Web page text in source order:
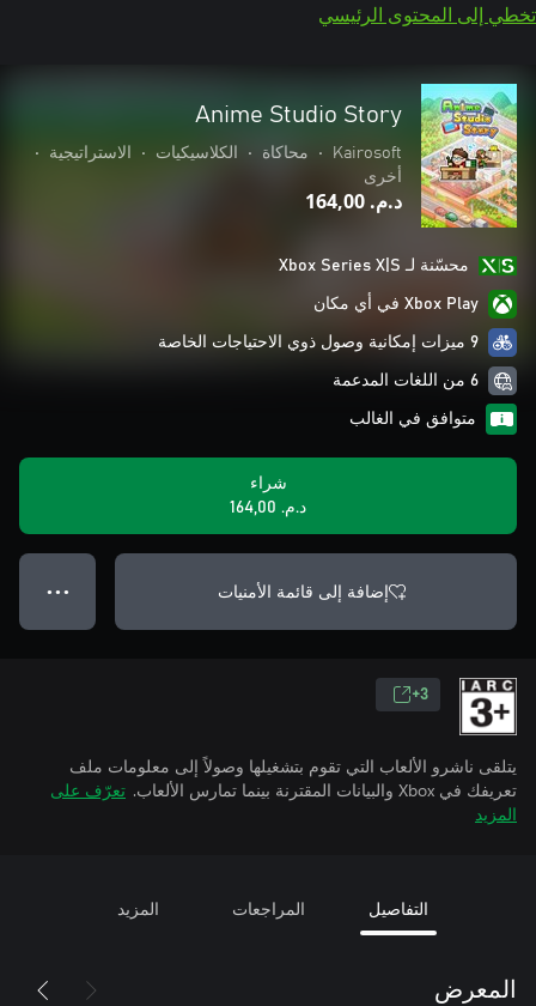
تخطي إلى المحتوى الرئيسي
Anime Studio Story
Kairosoft
• محاكاة • الكلاسيكيات • الاستراتيجية
•
أخرى
د.م.‏ 164,00
محسّنة لـ Xbox Series X|S
Xbox Play في أي مكان
9 ميزات إمكانية وصول ذوي الاحتياجات الخاصة
6 من اللغات المدعمة
متوافق في الغالب
شراء
د.م.‏ 164,00
إضافة إلى قائمة الأمنيات ● ● ●
3+
يتلقى ناشرو الألعاب التي تقوم بتشغيلها وصولاً إلى معلومات ملف
تعريفك في Xbox والبيانات المقترنة بينما تمارس الألعاب.
تعرّف على
المزيد
التفاصيل المراجعات المزيد
المعرض